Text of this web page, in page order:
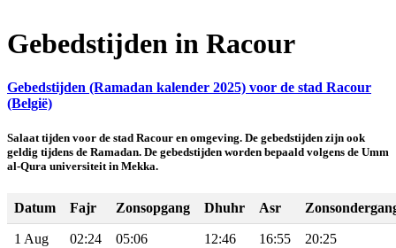
Gebedstijden in Racour
Gebedstijden (Ramadan kalender 2025) voor de stad Racour
(België)
Salaat tijden voor de stad Racour en omgeving. De gebedstijden zijn ook
geldig tijdens de Ramadan. De gebedstijden worden bepaald volgens de Umm
al-Qura universiteit in Mekka.
Datum Fajr Zonsopgang Dhuhr Asr
1 Aug 02:24 05:06 12:46 16:55 20:25